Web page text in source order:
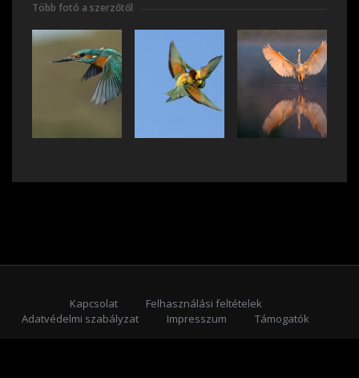
Több fotó a szerzőtől
Kapcsolat
Felhasználási feltételek
Adatvédelmi szabályzat
Impresszum
Támogatók